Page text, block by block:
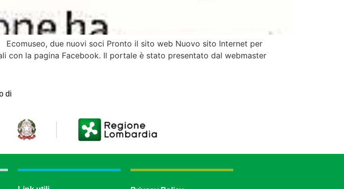
due nuovi soci Pronto il sito web Nuovo sito Internet per
con la pagina Facebook. Il portale è stato presentato dal webmaster
di